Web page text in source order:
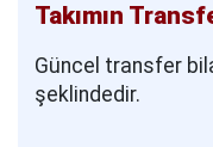
Takımın
Güncel transfer
şeklindedir.